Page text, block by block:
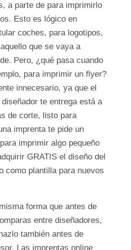
a parte de para imprimirlo
Esto es lógico en
coches, para logotipos,
que se vaya a
Pero, ¿qué pasa cuando
para imprimir un flyer?
innecesario, ya que el
te entrega está a
de corte, listo para
imprenta te pide un
imprimir algo pequeño
GRATIS el diseño del
como plantilla para nuevos
forma que antes de
entre diseñadores,
también antes de
Las imprentas online